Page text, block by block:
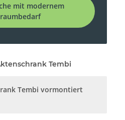
mit modernem
Tembi
Tembi vormontiert